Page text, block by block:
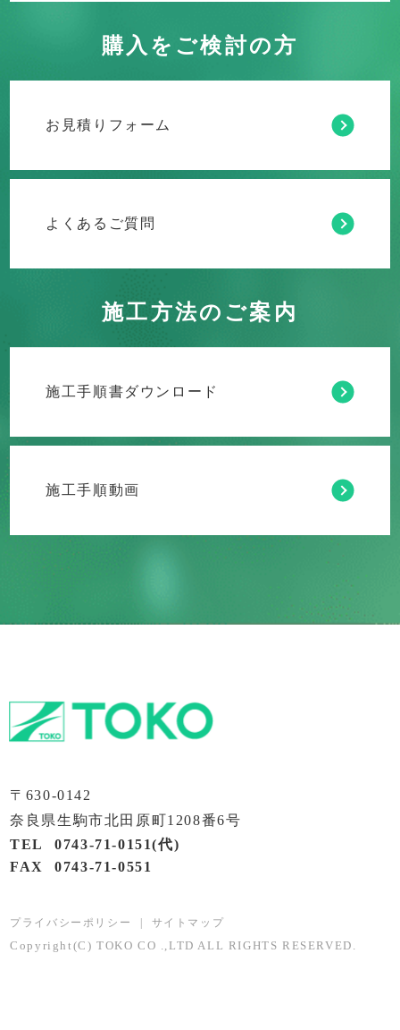
購入をご検討の方
お見積りフォーム
よくあるご質問
施工方法のご案内
施工手順書ダウンロード
施工手順動画
〒630-0142
奈良県生駒市北田原町1208番6号
TEL
0743-71-0151(代)
FAX
0743-71-0551
プライバシーポリシー |
サイトマップ
Copyright(C) TOKO CO .,LTD ALL RIGHTS RESERVED.